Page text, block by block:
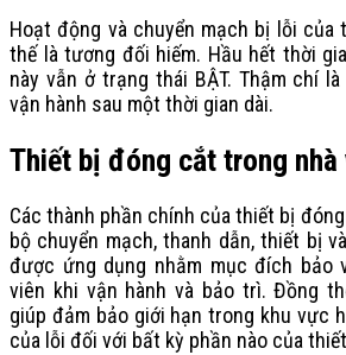
Hoạt động và chuyển mạch bị lỗi
thế là tương đối hiếm. Hầu hết thời
này vẫn ở trạng thái BẬT. Thậm chí
vận hành sau một thời gian dài.
Thiết bị đóng cắt trong
Các thành phần chính của thiết bị
bộ chuyển mạch, thanh dẫn, thiết bị
được ứng dụng nhằm mục đích bảo
viên khi vận hành và bảo trì. Đồng
giúp đảm bảo giới hạn trong khu vực
của lỗi đối với bất kỳ phần nào của